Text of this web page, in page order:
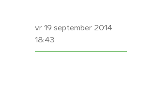
vr 19 september 2014
18:43